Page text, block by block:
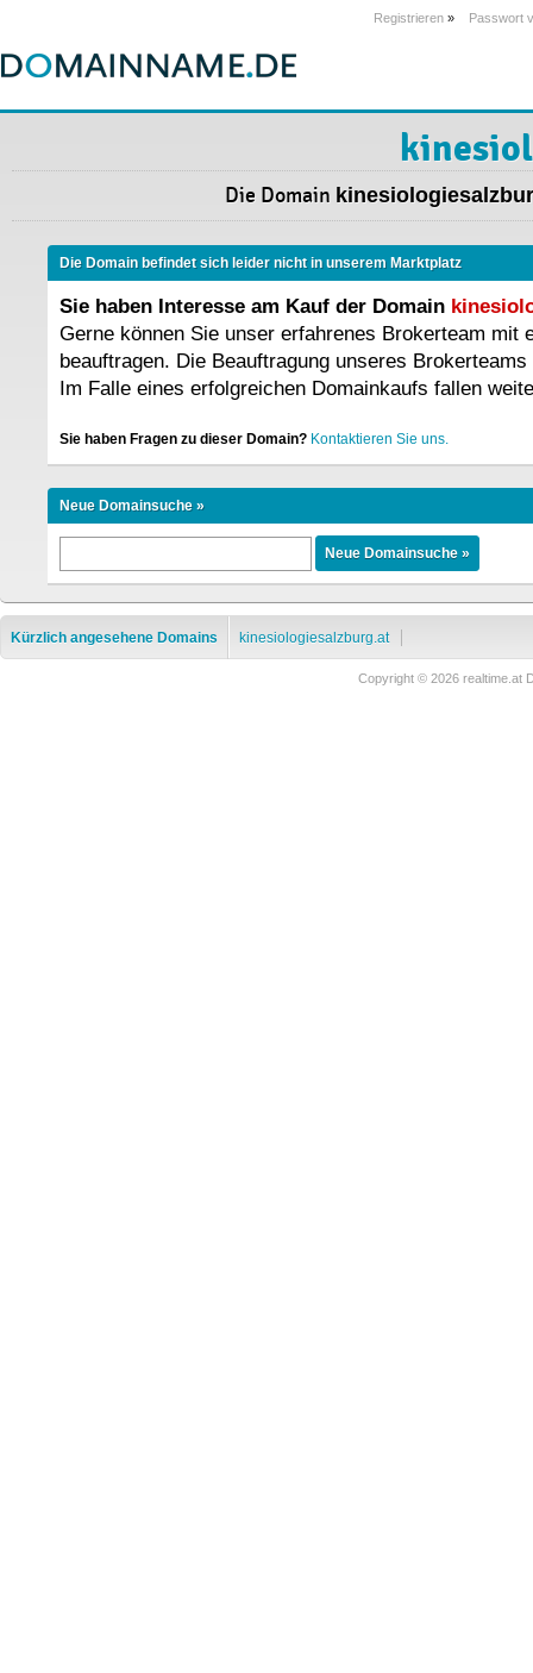
Registrieren » Passwort
Die Domain
Die Domain befindet sich leider nicht in unserem Marktplatz
Sie haben Interesse am Kauf der Domain
Gerne können Sie unser erfahrenes Brokerteam mit
beauftragen. Die Beauftragung unseres
Im Falle eines erfolgreichen Domainkaufs fallen
Sie haben Fragen zu dieser Domain? Kontaktieren Sie uns.
Neue Domainsuche »
Kürzlich angesehene Domains kinesiologiesalzburg.at
Copyright © 2026